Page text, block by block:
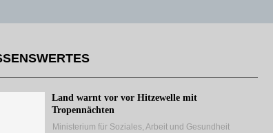
Land warnt vor vor Hitzewelle mit
Tropennächten
Ministerium für Soziales, Arbeit und Gesundheit